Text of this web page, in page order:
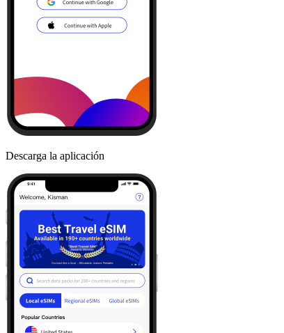
Descarga la aplicación